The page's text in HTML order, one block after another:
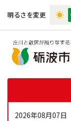
明るさを変更
2026年08月07日